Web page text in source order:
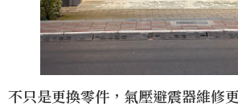
不只是更換零件，氣壓避震器維修